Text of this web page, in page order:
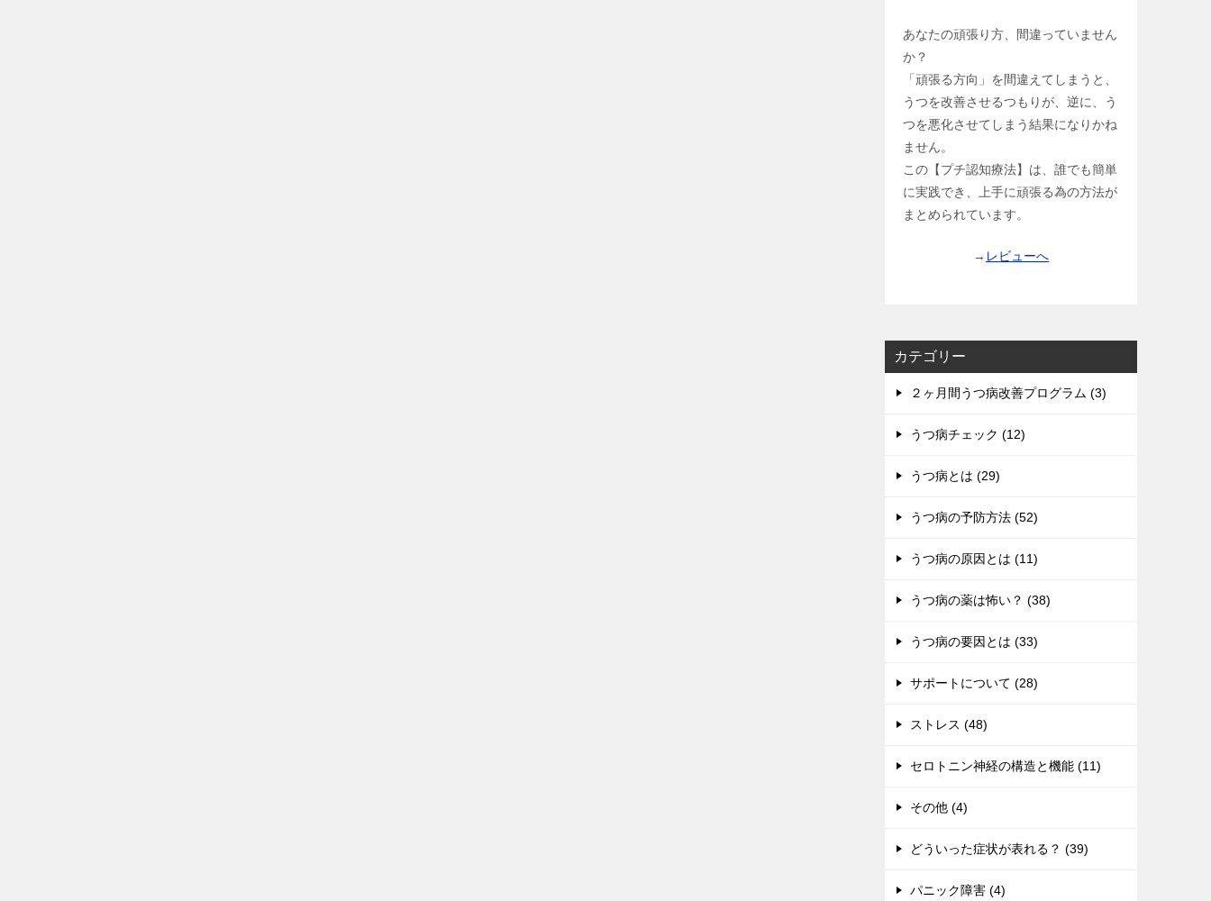
あなたの頑張り方、間違っていません
か？
「頑張る方向」を間違えてしまうと、
うつを改善させるつもりが、逆に、う
つを悪化させてしまう結果になりかね
ません。
この【プチ認知療法】は、誰でも簡単
に実践でき、上手に頑張る為の方法が
まとめられています。
→ レビューへ
カテゴリー
２ヶ月間うつ病改善プログラム (3)
うつ病チェック (12)
うつ病とは (29)
うつ病の予防方法 (52)
うつ病の原因とは (11)
うつ病の薬は怖い？ (38)
うつ病の要因とは (33)
サポートについて (28)
ストレス (48)
セロトニン神経の構造と機能 (11)
その他 (4)
どういった症状が表れる？ (39)
パニック障害 (4)